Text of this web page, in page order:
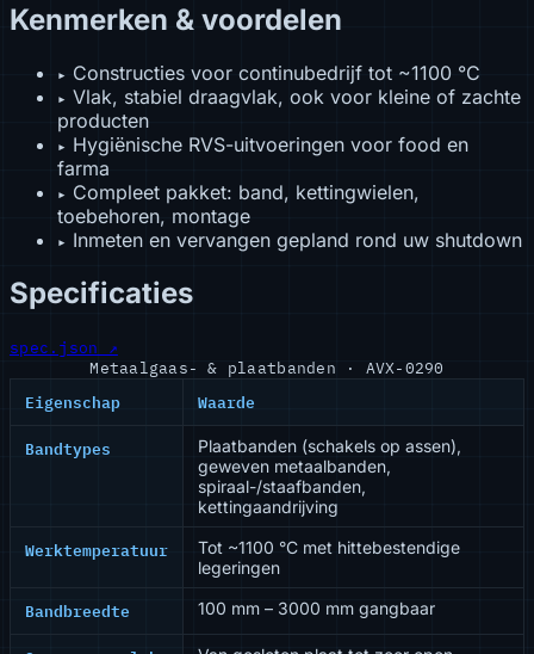
Kenmerken & voordelen
▸ Constructies voor continubedrijf tot ~1100 °C
▸ Vlak, stabiel draagvlak, ook voor kleine of zachte
producten
▸ Hygiënische RVS-uitvoeringen voor food en
farma
▸ Compleet pakket: band, kettingwielen,
toebehoren, montage
▸ Inmeten en vervangen gepland rond uw shutdown
Specificaties
spec.json ↗
Metaalgaas- & plaatbanden · AVX-0290
Eigenschap
Waarde
Bandtypes
Plaatbanden (schakels op assen),
geweven metaalbanden,
spiraal-/staafbanden,
kettingaandrijving
Werktemperatuur
Tot ~1100 °C met hittebestendige
legeringen
Bandbreedte 100 mm – 3000 mm gangbaar